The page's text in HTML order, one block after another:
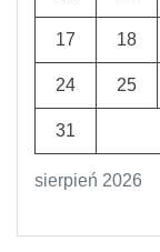
sierpień 2026
17 18
24 25
31